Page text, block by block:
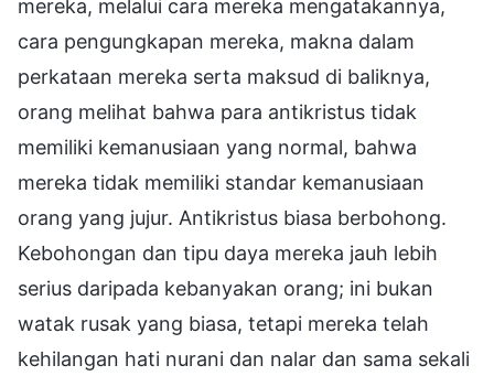
mereka, melalui cara mereka mengatakannya,
cara pengungkapan mereka, makna dalam
perkataan mereka serta maksud di baliknya,
orang melihat bahwa para antikristus tidak
memiliki kemanusiaan yang normal, bahwa
mereka tidak memiliki standar kemanusiaan
orang yang jujur. Antikristus biasa berbohong.
Kebohongan dan tipu daya mereka jauh lebih
serius daripada kebanyakan orang; ini bukan
watak rusak yang biasa, tetapi mereka telah
kehilangan hati nurani dan nalar dan sama sekali